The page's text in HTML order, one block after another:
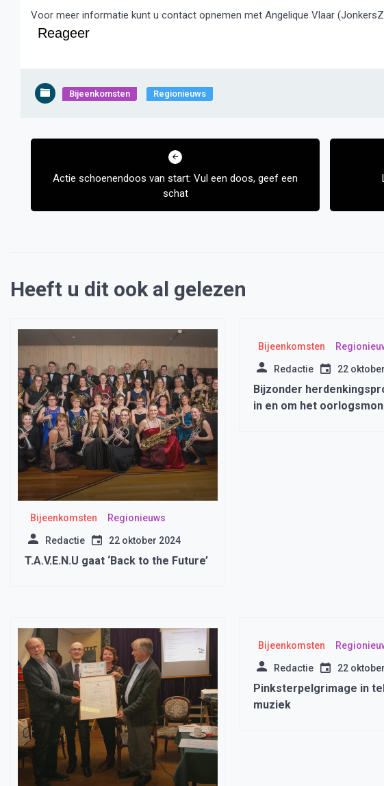
Voor meer informatie kunt u contact opnemen met Angelique Vlaar
Reageer
Bijeenkomsten Regionieuws
Bericht
Actie schoenendoos van start: Vul een doos, geef een
schat
Heeft u dit ook al gelezen
Bijeenkomsten Regionieuws
Redactie 22 oktober 2024
T.A.V.E.N.U gaat ‘Back to the Future’
Bijeenkomsten
Redactie 22
Bijzonder
in en om het
Bijeenkomsten
Redactie 22
Pinksterpelgrimage in
muziek